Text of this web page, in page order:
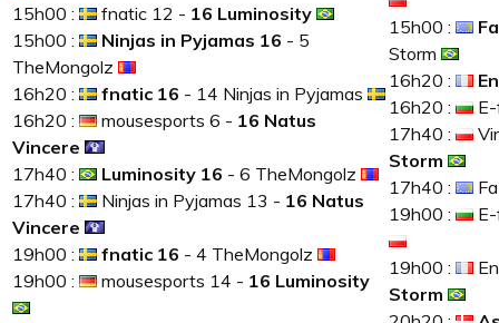
15h00 : fnatic 12 - 16 Luminosity
15h00 :
Ninjas in Pyjamas 16 - 5
TheMongolz
16h20 :
fnatic 16 - 14 Ninjas in Pyjamas
16h20 :
mousesports 6 - 16 Natus
Vincere
17h40 :
Luminosity 16 - 6 TheMongolz
17h40 :
Ninjas in Pyjamas 13 - 16 Natus
Vincere
19h00 :
fnatic 16 - 4 TheMongolz
19h00 :
mousesports 14 - 16 Luminosity
15h00 :
Storm
16h20 :
16h20 :
17h40 :
Storm
17h40 :
19h00 :
19h00 :
Storm